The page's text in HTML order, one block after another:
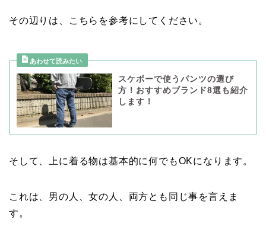
その辺りは、こちらを参考にしてください。
スケボーで使うパンツの選び
方！おすすめブランド8選も紹介
します！
そして、上に着る物は基本的に何でもOKになります。
これは、男の人、女の人、両方とも同じ事を言えま
す。